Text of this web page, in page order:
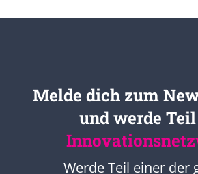
Melde dich zum
und werde